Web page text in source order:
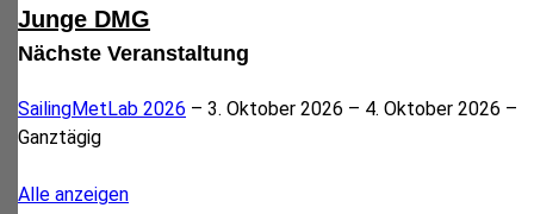
Junge DMG
Nächste Veranstaltung
SailingMetLab 2026 – 3. Oktober 2026 – 4. Oktober 2026 –
Ganztägig
Alle anzeigen